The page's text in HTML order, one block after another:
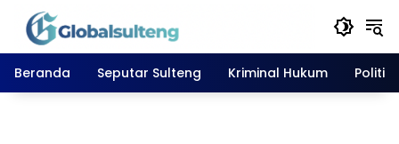
Langsung
konten
Beranda
Seputar Sulteng Kriminal Hukum Politik